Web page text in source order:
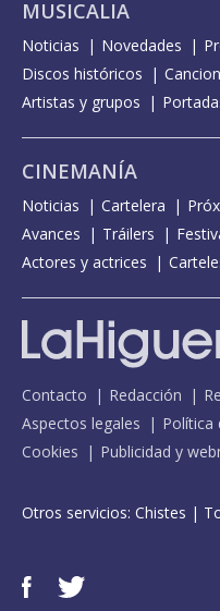
MUSICALIA
Noticias Novedades
Discos históricos
Artistas y grupos
CINEMANÍA
Noticias Cartelera
Avances
Tráilers
Actores y actrices
Contacto Redacción
Aspectos legales
Política
Cookies
Publicidad y
Otros servicios: Chistes |